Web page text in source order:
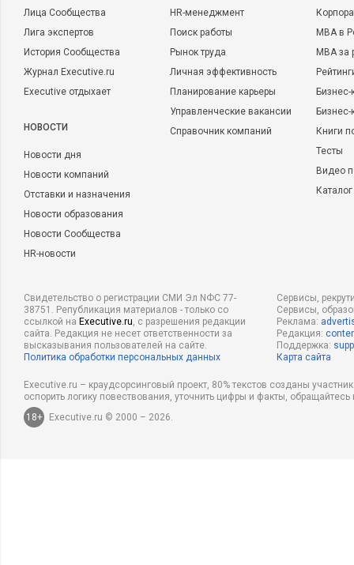
Лица Сообщества
Лига экспертов
История Сообщества
Журнал Executive.ru
Executive отдыхает
НОВОСТИ
Новости дня
Новости компаний
Отставки и назначения
Новости образования
Новости Сообщества
HR-новости
HR-менеджмент
Поиск работы
Рынок труда
Личная эффективность
Планирование карьеры
Управленческие вакансии
Справочник компаний
MBA в
MBA
Бизнес-
Книги
Тесты
Видео
Свидетельство о регистрации СМИ Эл NФС 77-
38751. Републикация материалов - только со
ссылкой на Executive.ru, с разрешения редакции
сайта. Редакция не несет ответственности за
высказывания пользователей на сайте.
Политика обработки персональных данных
Сервисы,
Сервисы,
Реклама:
Редакция:
Поддержка:
Карта сайта
Executive.ru – краудсорсинговый проект, 80% текстов созданы
оспорить логику повествования, уточнить цифры и факты,
18+
Executive.ru © 2000 – 2026.